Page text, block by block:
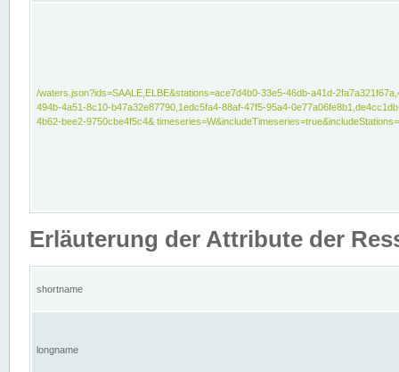
/waters.json?ids=SAALE,ELBE&stations=ace7d4b0-33e5-46db-a41d-
494b-4a51-8c10-b47a32e87790,1edc5fa4-88af-47f5-95a4-
4b62-bee2-9750cbe4f5c4&
Erläuterung der Attribute der
shortname
longname